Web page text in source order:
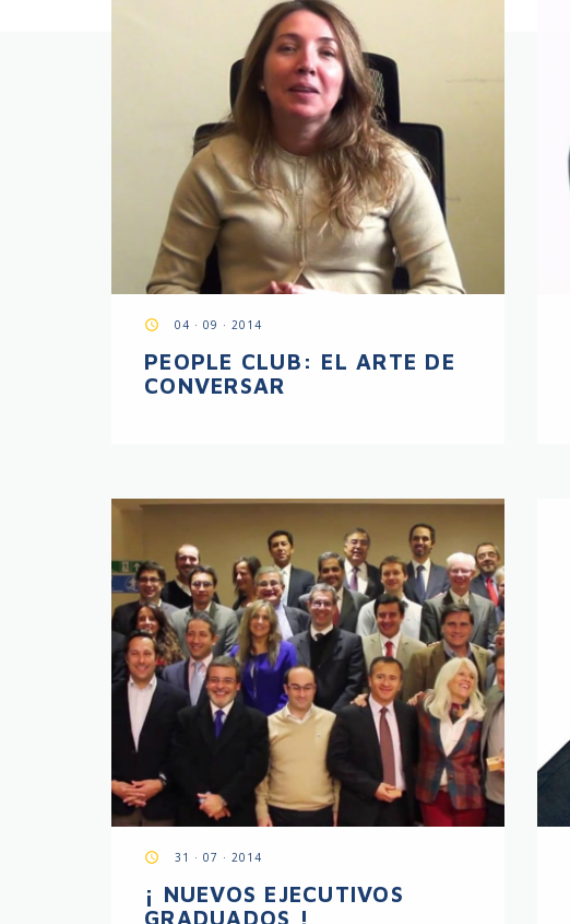
access_time 04 · 09 · 2014
PEOPLE CLUB: EL ARTE DE
CONVERSAR
access_time 31 · 07 · 2014
¡ NUEVOS EJECUTIVOS
GRADUADOS !